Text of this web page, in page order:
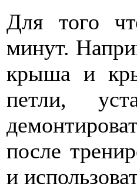
Для того
минут.
крыша и
петли,
после
и